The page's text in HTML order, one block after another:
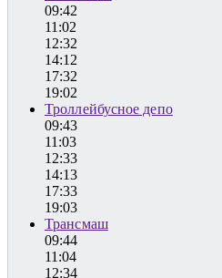
09:42
11:02
12:32
14:12
17:32
19:02
Троллейбусное депо
09:43
11:03
12:33
14:13
17:33
19:03
Трансмаш
09:44
11:04
12:34